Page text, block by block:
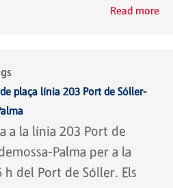
Read more
plaça línia 203 Port de Sóller-
a la línia 203 Port de
Palma per a la
h del Port de Sóller. Els